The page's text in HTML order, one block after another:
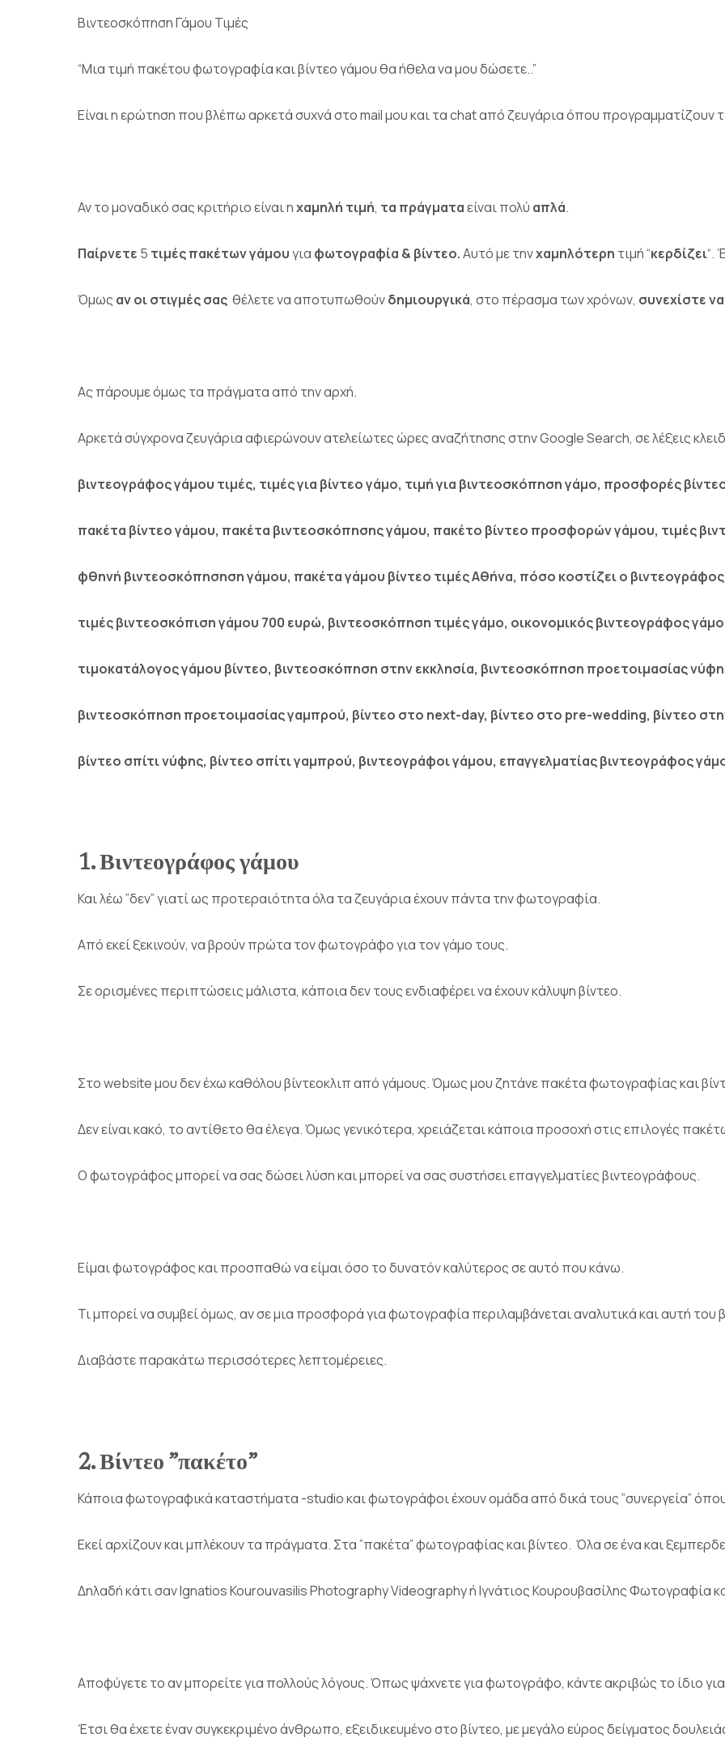
Βιντεοσκόπηση Γάμου Τιμές
“Μια τιμή πακέτουφωτογραφίακαι βίντεο γάμου θα ήθελα να μου δώσετε..”
Είναι η ερώτηση που βλέπω αρκετά συχνά στο mail μου και τα chat από ζευγάρια όπου προγραμματίζουν
Αν το μοναδικό σας κριτήριο είναι ηχαμηλή τιμή, τα πράγματαείναι πολύ απλά.
Παίρνετε 5 τιμές πακέτων γάμουγια φωτογραφία & βίντεο.Αυτό με τηνχαμηλότερη τιμή “κερδίζει“.
Όμως ανοι στιγμές σας θέλετε να αποτυπωθούνδημιουργικά, στο πέρασμα των χρόνων, συνεχίστε
Ας πάρουμε όμως τα πράγματα από την αρχή.
Αρκετά σύγχρονα ζευγάρια αφιερώνουν ατελείωτες ώρες αναζήτησης στηνGoogle Search, σε λέξεις
βιντεογράφος γάμου τιμές, τιμές για βίντεο γάμο, τιμή για βιντεοσκόπηση γάμο, προσφορές
πακέτα βίντεο γάμου, πακέτα βιντεοσκόπησης γάμου, πακέτο βίντεο προσφορών γάμου, τιμές
φθηνή βιντεοσκόπησηση γάμου, πακέτα γάμου βίντεο τιμές Αθήνα, πόσο κοστίζει ο
τιμές βιντεοσκόπιση γάμου 700 ευρώ, βιντεοσκόπηση τιμές γάμο, οικονομικός βιντεογράφος
τιμοκατάλογος γάμου βίντεο, βιντεοσκόπηση στην εκκλησία, βιντεοσκόπηση προετοιμασίας
βιντεοσκόπηση προετοιμασίας γαμπρού, βίντεο στο next-day, βίντεο στο pre-wedding, βίντεο
βίντεο σπίτι νύφης, βίντεο σπίτι γαμπρού, βιντεογράφοι γάμου, επαγγελματίας βιντεογράφος
1. Βιντεογράφος γάμου
Και λέω ”δεν” γιατί ως προτεραιότητα όλα τα ζευγάρια έχουν πάντα την φωτογραφία.
Από εκεί ξεκινούν, να βρούν πρώτα τον φωτογράφο για τον γάμο τους.
Σε ορισμένες περιπτώσεις μάλιστα, κάποια δεν τους ενδιαφέρει να έχουν κάλυψη βίντεο.
Στο website μου δεν έχω καθόλου βίντεοκλιπ από γάμους. Όμως μου ζητάνε πακέτα φωτογραφίας και
Δεν είναι κακό, το αντίθετο θα έλεγα. Όμως γενικότερα, χρειάζεται κάποια προσοχή στις επιλογές
Ο φωτογράφος μπορεί να σας δώσει λύση και μπορεί να σας συστήσει επαγγελματίες βιντεογράφους.
Είμαι φωτογράφος και προσπαθώ να είμαι όσο το δυνατόν καλύτερος σε αυτό που κάνω.
Τι μπορεί να συμβεί όμως, αν σε μια προσφορά για φωτογραφία περιλαμβάνεται αναλυτικά και αυτή του
Διαβάστε παρακάτω περισσότερες λεπτομέρειες.
2. Βίντεο ”πακέτο”
Κάποια φωτογραφικά καταστήματα -studio και φωτογράφοι έχουν ομάδα από δικά τους ”συνεργεία”
Εκεί αρχίζουν και μπλέκουν τα πράγματα. Στα ”πακέτα” φωτογραφίας και βίντεο. Όλα σε ένα και
Δηλαδή κάτι σαν Ignatios Kourouvasilis Photography Videography ή Ιγνάτιος Κουρουβασίλης Φωτογραφία
Αποφύγετε το αν μπορείτε για πολλούς λόγους. Όπως ψάχνετε για φωτογράφο, κάντε ακριβώς το ίδιο
Έτσι θα έχετε έναν συγκεκριμένο άνθρωπο, εξειδικευμένο στο βίντεο, με μεγάλο εύρος δείγματος